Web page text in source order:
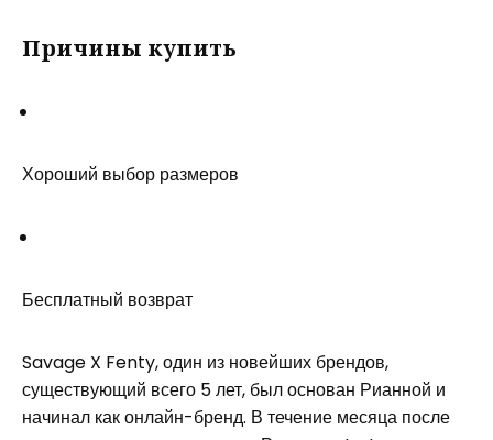
Причины купить
Хороший выбор размеров
Бесплатный возврат
Savage X Fenty, один из новейших брендов,
существующий всего 5 лет, был основан Рианной и
начинал как онлайн-бренд. В течение месяца после